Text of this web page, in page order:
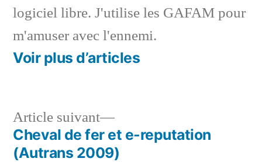
logiciel libre. J'utilise les GAFAM pour
m'amuser avec l'ennemi.
Voir plus d’articles
Navigation
Article suivant
Article
suivant :
Cheval de fer et e-reputation
(Autrans 2009)